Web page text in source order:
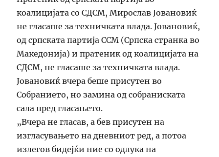
коалицијата со СДСМ, Mирослав Јовановиќ
не гласаше за техничката влада. Јовановиќ,
од српската партија ССМ (Српска странка во
Македонија) и пратеник од коалицијата на
СДСМ, не гласаше за техничката влада.
Јовановиќ вчера беше присутен во
Собранието, но замина од собраниската
сала пред гласањето.
„Вчера не гласав, а бев присутен на
изгласувањето на дневниот ред, а потоа
излегов бидејќи ние со одлука на